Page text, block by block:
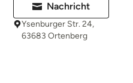
Nachricht
Ysenburger Str. 24,
63683 Ortenberg